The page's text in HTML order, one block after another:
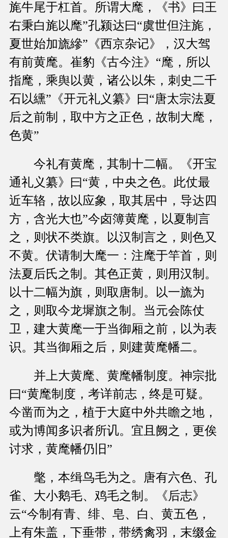
旄牛尾于杠首。所谓大麾，《书》曰王
右秉白旄以麾”孔颍达曰“虞世但注旄，
夏世始加旒縿”《西京杂记》，汉大驾
有前黄麾。崔豹《古今注》“麾，所以
指麾，乘舆以黄，诸公以朱，刺史二千
石以纁”《开元礼义纂》曰“唐太宗法夏
后之前制，取中方之正色，故制大麾，
色黄”
今礼有黄麾，其制十二幅。《开宝
通礼义纂》曰“黄，中央之色。此仗最
近车辂，故以应象，取其居中，导达四
方，含光大也”今卤簿黄麾，以夏制言
之，则状不类旗。以汉制言之，则色又
不黄。伏请制大麾一：注麾于竿首，则
法夏后氏之制。其色正黄，则用汉制。
以十二幅为旗，则取唐制。以一旒为
之，则取今龙墀旗之制。当元会陈仗
卫，建大黄麾一于当御厢之前，以为表
识。其当御厢之后，则建黄麾幡二。
并上大黄麾、黄麾幡制度。神宗批
曰“黄麾制度，考详前志，终是可疑。
今凿而为之，植于大庭中外共瞻之地，
或为博闻多识者所讥。宜且阙之，更俟
讨求，黄麾幡仍旧”
氅，本缉鸟毛为之。唐有六色、孔
雀、大小鹅毛、鸡毛之制。《后志》
云“今制有青、绯、皂、白、黄五色，
上有朱盖，下垂带，带绣禽羽，末缀金